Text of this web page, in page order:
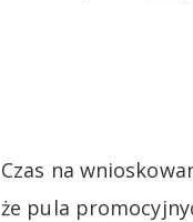
Czas na
że pula